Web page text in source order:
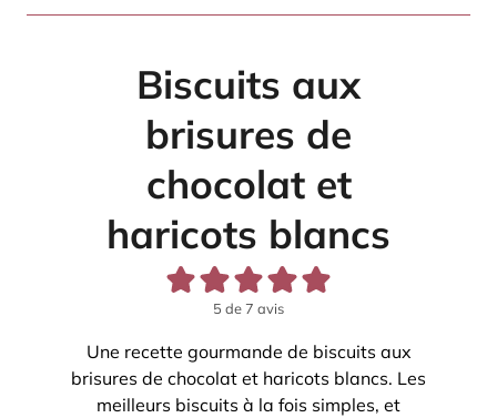
Biscuits aux
brisures de
chocolat et
haricots blancs
5 de7 avis
Une recette gourmande de biscuits aux
brisures de chocolat et haricots blancs. Les
meilleurs biscuits à la fois simples, et